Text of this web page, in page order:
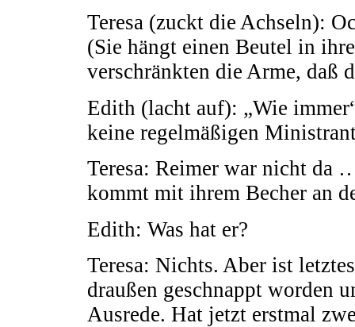
Teresa (zuckt die Achseln):
(Sie hängt einen Beutel in
verschränkten die Arme, daß
Edith (lacht auf): „Wie
keine regelmäßigen
Teresa: Reimer war nicht da
kommt mit ihrem Becher an
Edith: Was hat er?
Teresa: Nichts. Aber ist
draußen geschnappt worden
Ausrede. Hat jetzt erstmal